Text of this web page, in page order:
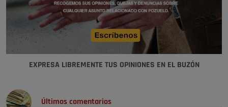
EXPRESA LIBREMENTE TUS OPINIONES EN EL BUZÓN
Últimos comentarios